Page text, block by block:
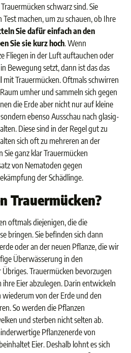
schwarz sind. Sie
machen, um zu schauen, ob Ihre
Sie dafür einfach an den
Sie sie kurz hoch. Wenn
Fliegen in der Luft auftauchen oder
Bewegung setzt, dann ist das das
mit Trauermücken. Oftmals schwirren
umher und sammeln sich gegen
die Erde aber nicht nur auf kleine
ebenso Ausschau nach glasig-
Diese sind in der Regel gut zu
sich oft zu mehreren an der
ganz klar Trauermücken
von Nematoden gegen
der Schädlinge.
Trauermücken?
oftmals diejenigen, die die
bringen. Sie befinden sich dann
oder an der neuen Pflanze, die wir
Überwässerung in den
Trauermücken bevorzugen
Eier abzulegen. Darin entwickeln
wiederum von der Erde und den
So werden die Pflanzen
und sterben nicht selten ab.
Pflanzenerde von
Eier. Deshalb lohnt es sich